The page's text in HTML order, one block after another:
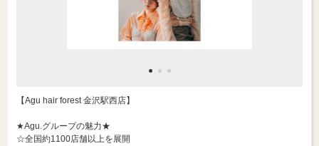
【Agu hair forest 金沢駅西店】
★Agu.グループの魅力★
☆全国約1100店舗以上を展開